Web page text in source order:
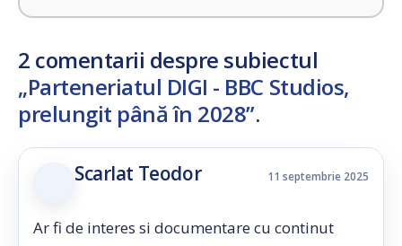
2 comentarii despre subiectul
„Parteneriatul DIGI - BBC Studios,
prelungit până în 2028”.
Scarlat Teodor 11 septembrie 2025
Ar fi de interes si documentare cu continut